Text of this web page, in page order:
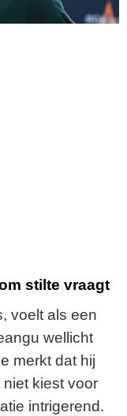
stilte vraagt
voelt als een
wellicht
merkt dat hij
kiest voor
intrigerend.